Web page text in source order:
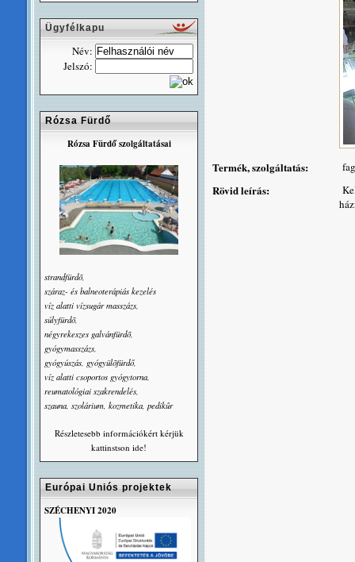
Termék, szolgáltatás:
Rövid leírás:
Ügyfélkapu
Név:
Jelszó:
Rózsa Fürdő
Rózsa Fürdő szolgáltatásai
strandfürdõ,
száraz- és balneoterápiás kezelés
víz alatti vízsugár masszázs,
súlyfürdõ,
négyrekeszes galvánfürdõ,
gyógymasszázs,
gyógyúszás, gyógyülõfürdő,
víz alatti csoportos gyógytorna,
reumatológiai szakrendelés,
szauna, szolárium, kozmetika, pedikûr
Részletesebb információkért kérjük
kattinstson ide!
Európai Uniós projektek
SZÉCHENYI 2020